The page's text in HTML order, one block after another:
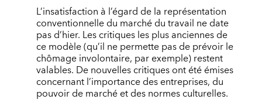
L’insatisfaction à l’égard de la représentation
conventionnelle du marché du travail ne date
pas d’hier. Les critiques les plus anciennes de
ce modèle (qu’il ne permette pas de prévoir le
chômage involontaire, par exemple) restent
valables. De nouvelles critiques ont été émises
concernant l’importance des entreprises, du
pouvoir de marché et des normes culturelles.